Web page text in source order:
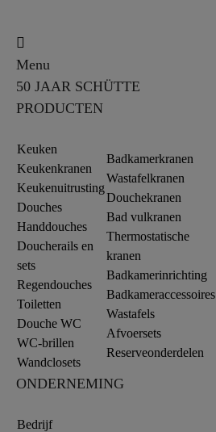
Menu
50 JAAR SCHÜTTE
PRODUCTEN
Keuken
Keukenkranen
Keukenuitrusting
Douches
Handdouches
Doucherails en
sets
Regendouches
Toiletten
Douche WC
WC-brillen
Wandclosets
Badkamerkranen
Wastafelkranen
Douchekranen
Bad vulkranen
Thermostatische
kranen
Badkamerinrichting
Badkameraccessoires
Wastafels
Afvoersets
Reserveonderdelen
ONDERNEMING
Bedrijf